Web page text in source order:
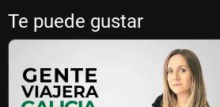
Te puede gustar